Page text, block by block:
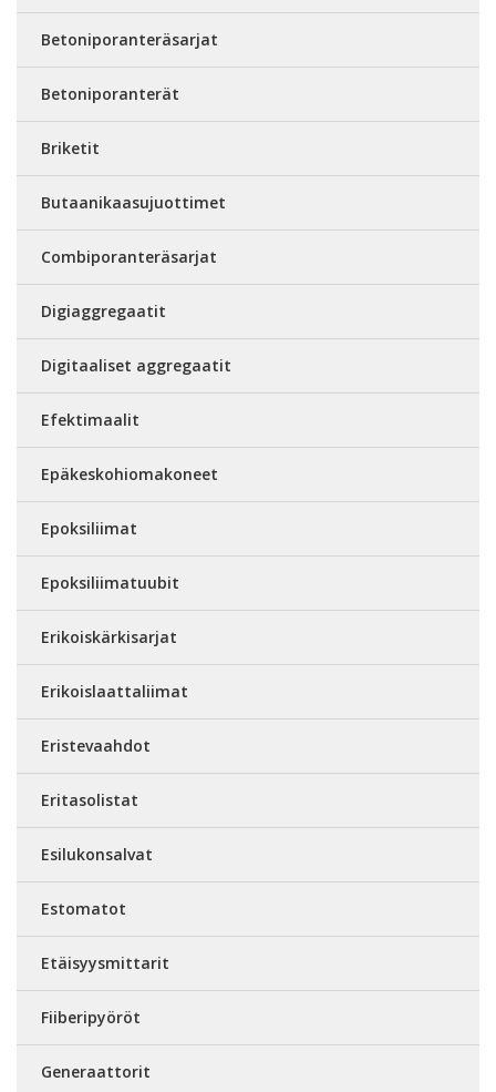
Betoniporanteräsarjat
Betoniporanterät
Briketit
Butaanikaasujuottimet
Combiporanteräsarjat
Digiaggregaatit
Digitaaliset aggregaatit
Efektimaalit
Epäkeskohiomakoneet
Epoksiliimat
Epoksiliimatuubit
Erikoiskärkisarjat
Erikoislaattaliimat
Eristevaahdot
Eritasolistat
Esilukonsalvat
Estomatot
Etäisyysmittarit
Fiiberipyöröt
Generaattorit